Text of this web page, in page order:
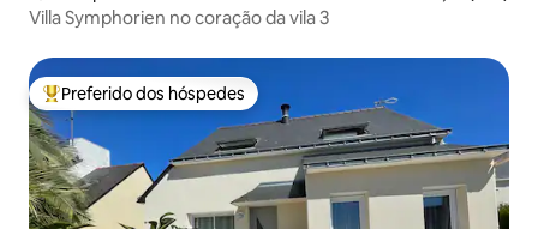
Villa Symphorien no coração da vila 3
Entre os melhores preferidos dos hóspedes
Preferido dos hóspedes